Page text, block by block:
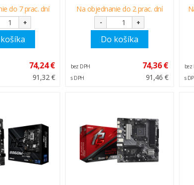
do 7 prac. dní
+
74,24 €
91,32 €
Na objednanie do 2 prac. dní
- +
Do košíka
bez DPH 74,36 €
s DPH 91,46 €
bez
s